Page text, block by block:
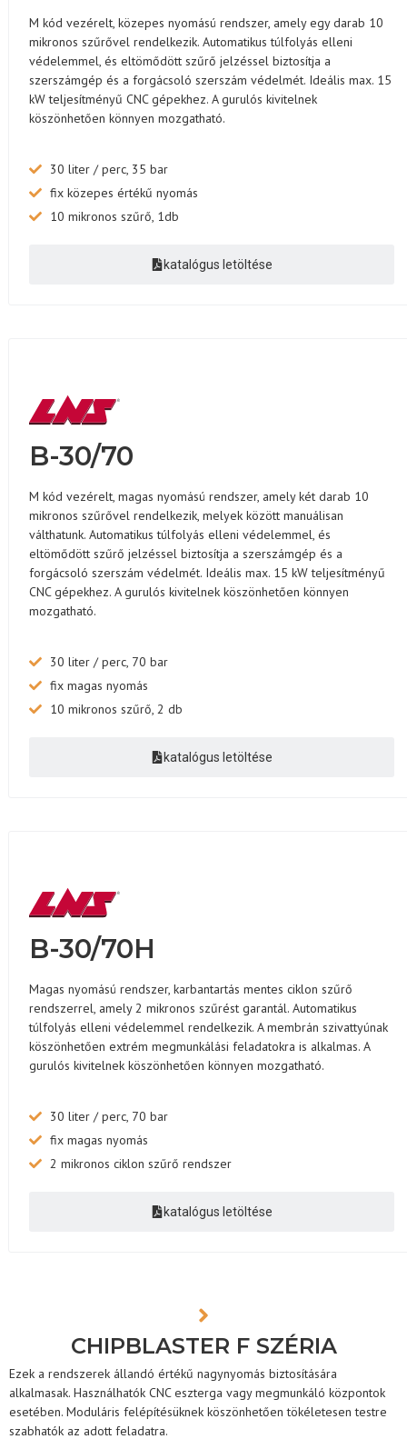
M kód vezérelt, közepes nyomású rendszer, amely egy darab 10
mikronos szűrővel rendelkezik. Automatikus túlfolyás elleni
védelemmel, és eltömődött szűrő jelzéssel biztosítja a
szerszámgép és a forgácsoló szerszám védelmét. Ideális max. 15
kW teljesítményű CNC gépekhez. A gurulós kivitelnek
köszönhetően könnyen mozgatható.
30 liter / perc, 35 bar
fix közepes értékű nyomás
10 mikronos szűrő, 1db
katalógus letöltése
B-30/70
M kód vezérelt, magas nyomású rendszer, amely két darab 10
mikronos szűrővel rendelkezik, melyek között manuálisan
válthatunk. Automatikus túlfolyás elleni védelemmel, és
eltömődött szűrő jelzéssel biztosítja a szerszámgép és a
forgácsoló szerszám védelmét. Ideális max. 15 kW teljesítményű
CNC gépekhez. A gurulós kivitelnek köszönhetően könnyen
mozgatható.
30 liter / perc, 70 bar
fix magas nyomás
10 mikronos szűrő, 2 db
katalógus letöltése
B-30/70H
Magas nyomású rendszer, karbantartás mentes ciklon szűrő
rendszerrel, amely 2 mikronos szűrést garantál. Automatikus
túlfolyás elleni védelemmel rendelkezik. A membrán szivattyúnak
köszönhetően extrém megmunkálási feladatokra is alkalmas. A
gurulós kivitelnek köszönhetően könnyen mozgatható.
30 liter / perc, 70 bar
fix magas nyomás
2 mikronos ciklon szűrő rendszer
katalógus letöltése
CHIPBLASTER F SZÉRIA
Ezek a rendszerek állandó értékű nagynyomás biztosítására
alkalmasak. Használhatók CNC eszterga vagy megmunkáló központok
esetében. Moduláris felépítésüknek köszönhetően tökéletesen testre
szabhatók az adott feladatra.